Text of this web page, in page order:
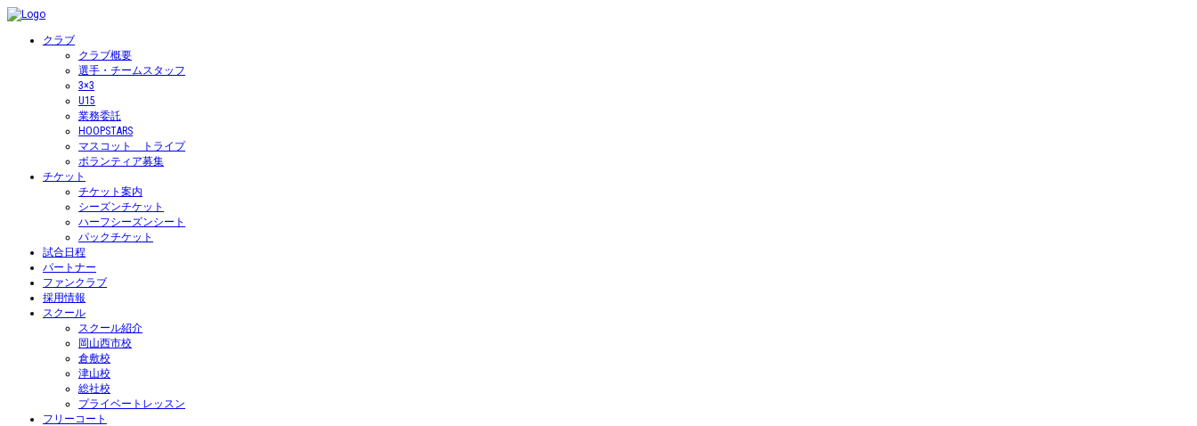
クラブ
クラブ概要
選手・チームスタッフ
3×3
U15
業務委託
HOOPSTARS
マスコット トライプ
ボランティア募集
チケット
チケット案内
シーズンチケット
ハーフシーズンシート
パックチケット
試合日程
パートナー
ファンクラブ
採用情報
スクール
スクール紹介
岡山西市校
倉敷校
津山校
総社校
プライベートレッスン
フリーコート